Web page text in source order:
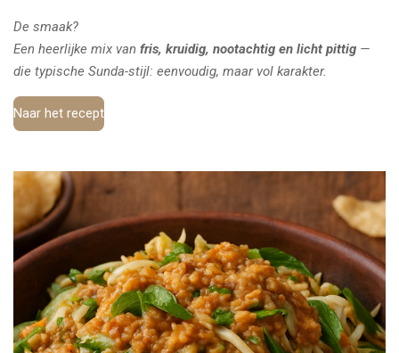
De smaak?
Een heerlijke mix van fris, kruidig, nootachtig en licht pittig —
die typische Sunda-stijl: eenvoudig, maar vol karakter.
Naar het recept